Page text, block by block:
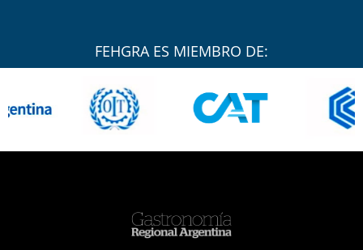
FEHGRA ES MIEMBRO DE: